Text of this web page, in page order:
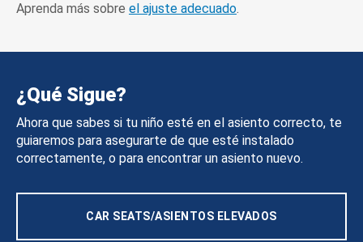
Aprenda más sobre el ajuste adecuado.
¿Qué Sigue?
Ahora que sabes si tu niño esté en el asiento correcto, te
guiaremos para asegurarte de que esté instalado
correctamente, o para encontrar un asiento nuevo.
CAR SEATS/ASIENTOS ELEVADOS